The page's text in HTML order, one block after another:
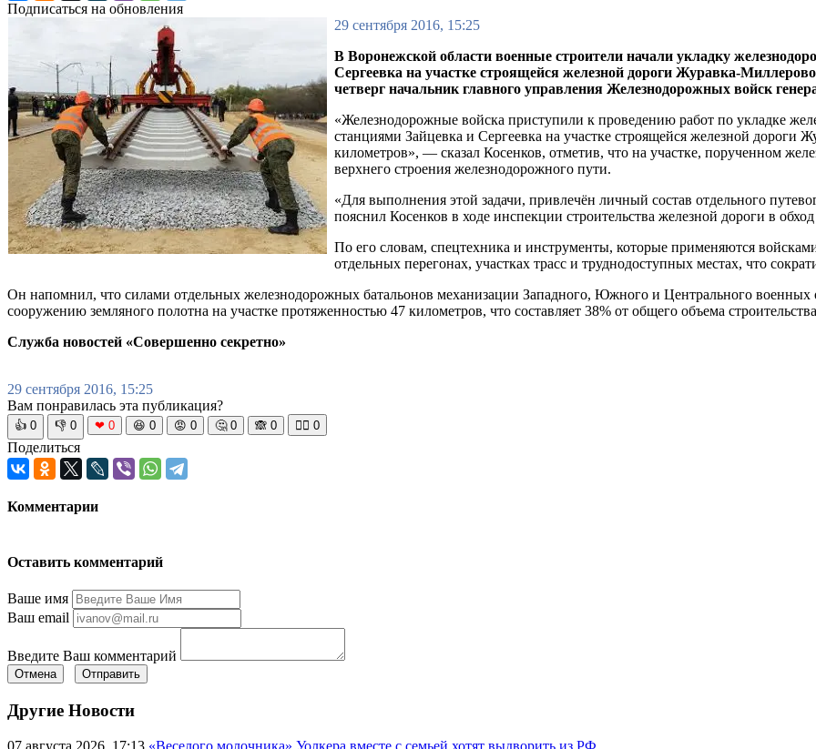
Подписаться на обновления
29 сентября 2016, 15:25
В Воронежской области военные строители начали укладку
Сергеевка на участке строящейся железной дороги Журавка-
четверг начальник главного управления Железнодорожных войск
«Железнодорожные войска приступили к проведению работ по укладке
станциями Зайцевка и Сергеевка на участке строящейся железной дороги
километров», — сказал Косенков, отметив, что на участке, порученном
верхнего строения железнодорожного пути.
«Для выполнения этой задачи, привлечён личный состав отдельного
пояснил Косенков в ходе инспекции строительства железной дороги в
По его словам, спецтехника и инструменты, которые применяются
отдельных перегонах, участках трасс и труднодоступных местах, что
Он напомнил, что силами отдельных железнодорожных батальонов механизации Западного, Южного и Центрального военных
сооружению земляного полотна на участке протяженностью 47 километров, что составляет 38% от общего объема
Служба новостей «Совершенно секретно»
29 сентября 2016, 15:25
Вам понравилась эта публикация?
👍 0 👎 0 ❤ 0 😆 0 😡 0 🤔 0 🙈 0 🧘‍♀️ 0
Поделиться
Комментарии
Оставить комментарий
Ваше имя
Ваш email
Введите Ваш комментарий
Отмена Отправить
Другие Новости
07 августа 2026, 17:13 «Веселого молочника» Уолкера вместе с семьей хотят выдворить из РФ